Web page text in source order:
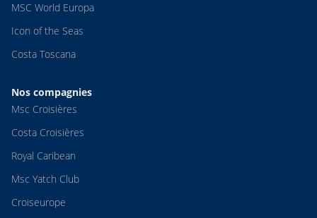
MSC World Europa
Icon of the Seas
Costa Toscana
Nos compagnies
Msc Croisières
Costa Croisières
Royal Caribean
Msc Yatch Club
Croiseurope